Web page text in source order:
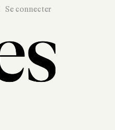
Se connecter